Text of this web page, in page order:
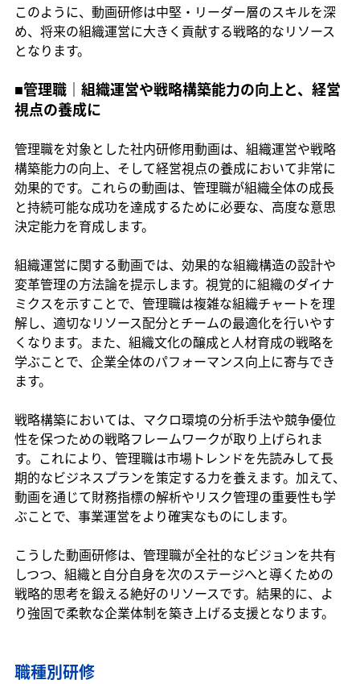
このように、動画研修は中堅・リーダー層のスキルを深
め、将来の組織運営に大きく貢献する戦略的なリソース
となります。
■管理職｜組織運営や戦略構築能力の向上と、経営
視点の養成に
管理職を対象とした社内研修用動画は、組織運営や戦略
構築能力の向上、そして経営視点の養成において非常に
効果的です。これらの動画は、管理職が組織全体の成長
と持続可能な成功を達成するために必要な、高度な意思
決定能力を育成します。
組織運営に関する動画では、効果的な組織構造の設計や
変革管理の方法論を提示します。視覚的に組織のダイナ
ミクスを示すことで、管理職は複雑な組織チャートを理
解し、適切なリソース配分とチームの最適化を行いやす
くなります。また、組織文化の醸成と人材育成の戦略を
学ぶことで、企業全体のパフォーマンス向上に寄与でき
ます。
戦略構築においては、マクロ環境の分析手法や競争優位
性を保つための戦略フレームワークが取り上げられま
す。これにより、管理職は市場トレンドを先読みして長
期的なビジネスプランを策定する力を養えます。加えて、
動画を通じて財務指標の解析やリスク管理の重要性も学
ぶことで、事業運営をより確実なものにします。
こうした動画研修は、管理職が全社的なビジョンを共有
しつつ、組織と自分自身を次のステージへと導くための
戦略的思考を鍛える絶好のリソースです。結果的に、よ
り強固で柔軟な企業体制を築き上げる支援となります。
職種別研修